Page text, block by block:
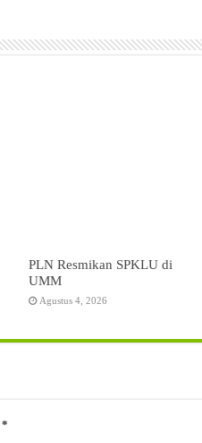
PLN Resmikan SPKLU di
UMM
Agustus 4, 2026
*